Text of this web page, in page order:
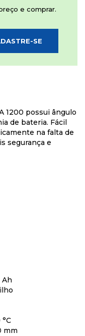
e comprar.
SE
1200 possui ângulo
de bateria. Fácil
na falta de
segurança e
Ah
mm